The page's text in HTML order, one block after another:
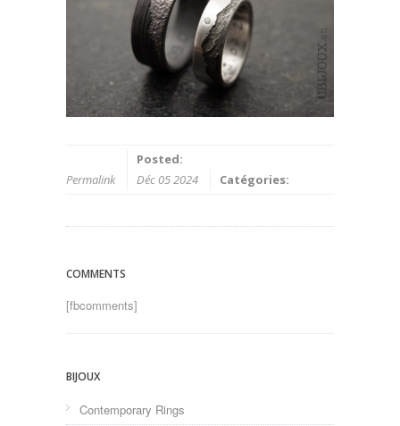
Permalink
Posted:
Déc 05 2024
Catégories:
COMMENTS
[fbcomments]
BIJOUX
Contemporary Rings